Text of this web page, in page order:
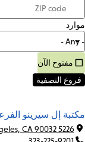
Units:
Miles
موارد
مفتوح الآن
مكتبة إل سيرينو
5226 Huntington Drive South, Los Angeles, CA 90032